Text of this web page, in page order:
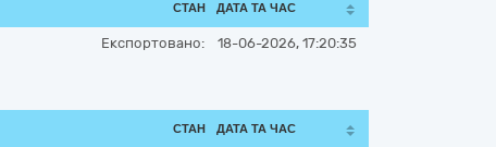
СТАН ДАТА ТА ЧАС
Експортовано: 18-06-2026, 17:20:35
СТАН ДАТА ТА ЧАС